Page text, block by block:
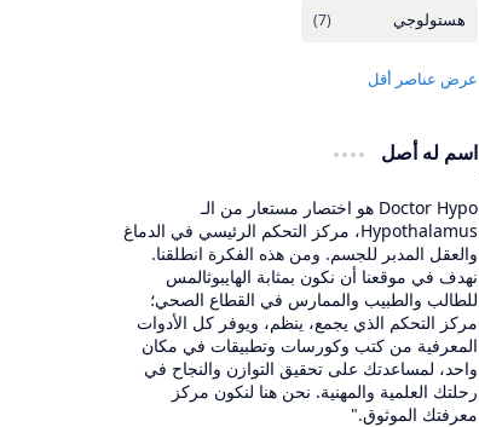
اسم له أصل
Doctor Hypo هو اختصار مستعار من الـ
Hypothalamus، مركز التحكم الرئيسي في الدماغ
والعقل المدبر للجسم. ومن هذه الفكرة انطلقنا.
نهدف في موقعنا أن نكون بمثابة الهايبوثالمس
للطالب والطبيب والممارس في القطاع الصحي؛
مركز التحكم الذي يجمع، ينظم، ويوفر كل الأدوات
المعرفية من كتب وكورسات وتطبيقات في مكان
واحد، لمساعدتك على تحقيق التوازن والنجاح في
رحلتك العلمية والمهنية. نحن هنا لنكون مركز
معرفتك الموثوق."